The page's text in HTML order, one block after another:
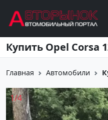
Перейти к основному
Главная Автомобили
1/4